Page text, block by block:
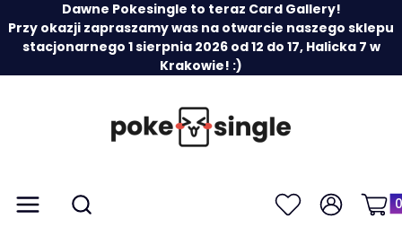
Dawne Pokesingle to teraz Card Gallery!
Przy okazji zapraszamy was na otwarcie naszego sklepu
stacjonarnego 1 sierpnia 2026 od 12 do 17, Halicka 7 w
Krakowie! :)
Menu Otwórz wyszukiwarkę
Szukaj UlubioneZaloguj się